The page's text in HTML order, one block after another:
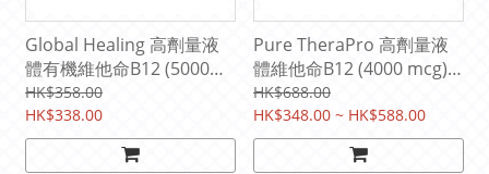
Global Healing 高劑量液
體有機維他命B12 (5000
mcg) (無味), 29.8ml (可服
用 30 次)
HK$358.00
HK$338.00
Pure TheraPro 高劑量液
體維他命B12 (4000 mcg)
(柑橘味) 15ml (可服用 90
次) /30ml (可服180次) (預5
月初返貨)
HK$688.00
HK$348.00 ~ HK$588.00